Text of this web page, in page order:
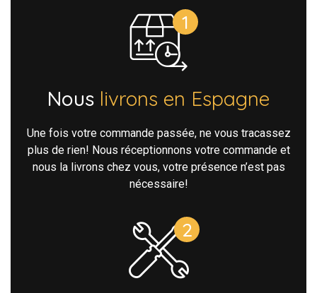
Nous livrons en Espagne
Une fois votre commande passée, ne vous tracassez
plus de rien! Nous réceptionnons votre commande et
nous la livrons chez vous, votre présence n’est pas
nécessaire!